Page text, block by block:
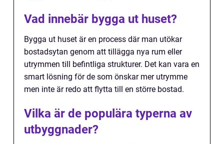
Vad innebär bygga ut huset?
Bygga ut huset är en process där man utökar
bostadsytan genom att tillägga nya rum eller
utrymmen till befintliga strukturer. Det kan vara en
smart lösning för de som önskar mer utrymme
men inte är redo att flytta till en större bostad.
Vilka är de populära typerna av
utbyggnader?